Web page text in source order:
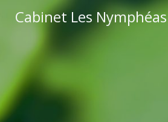
Aller
au
Cabinet Les Nymphéas